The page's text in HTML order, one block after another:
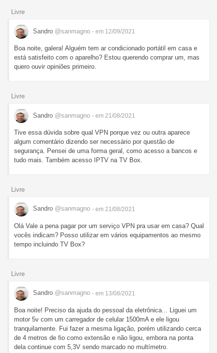
Livre
Sandro @sanmagno - em 12/09/2021
Boa noite, galera! Alguém tem ar condicionado portátil em casa e
está satisfeito com o aparelho? Estou querendo comprar um, mas
quero ouvir opiniões primeiro.
Livre
Sandro @sanmagno - em 21/08/2021
Tive essa dúvida sobre qual VPN porque vez ou outra aparece
algum comentário dizendo ser necessário por questão de
segurança. Pensei de uma forma geral, como acesso a bancos e
tudo mais. Também acesso IPTV na TV Box.
Livre
Sandro @sanmagno - em 21/08/2021
Olá Vale a pena pagar por um serviço VPN pra usar em casa? Qual
vocês indicam? Posso utilizar em vários equipamentos ao mesmo
tempo incluindo TV Box?
Livre
Sandro @sanmagno - em 13/08/2021
Boa noite! Preciso da ajuda do pessoal da eletrônica... Liguei um
motor 5v com um carregador de celular 1500mA e ele ligou
tranquilamente. Fui fazer a mesma ligação, porém utilizando cerca
de 4 metros de fio como extensão e não ligou, embora na ponta
dela continue com 5,3V sendo marcado no multímetro.